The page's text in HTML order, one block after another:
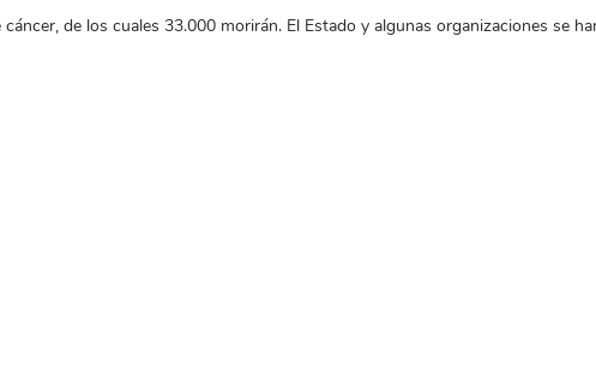
de los cuales 33.000 morirán. El Estado y algunas organizaciones se